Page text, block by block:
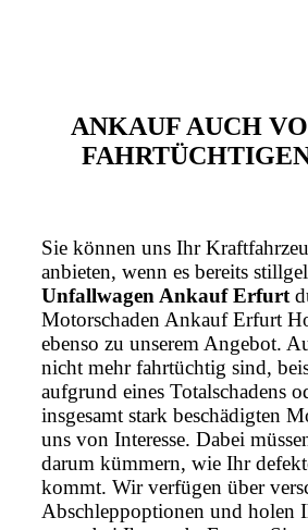
ANKAUF AUCH
Sie können uns Ihr
anbieten, wenn es bereits
Unfallwagen Ankauf Erfurt
Motorschaden Ankauf Erfurt
ebenso zu unserem Angebot.
nicht mehr fahrtüchtig sind,
aufgrund eines Totalschadens
insgesamt stark beschädigten
uns von Interesse. Dabei
darum kümmern, wie Ihr
kommt. Wir verfügen über
Abschleppoptionen und holen